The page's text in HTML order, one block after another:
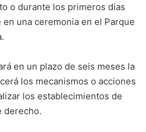
o durante los primeros días
una ceremonia en el Parque
en un plazo de seis meses la
los mecanismos o acciones
los establecimientos de
derecho.